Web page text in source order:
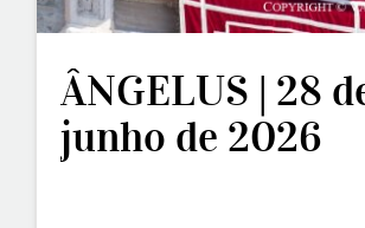
ÂNGELUS | 28
junho de 2026